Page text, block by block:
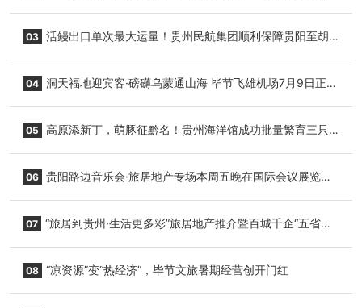
03 活鳗出口单次最大运量！贵州民航集团顺利保障贵阳至胡
04 洞天福地迎宾客·磅礴乌蒙通山海 毕节飞雄机场7月9日正式
05 高原添新丁，萌豚征黔名！贵州海洋馆成功批量繁育三只
06 贵阳路边音乐会·旅居地产专场本周五晚在国际会议展览中
07 “旅居到贵州·生活更多彩”旅居地产推介暨百城千企“五省
08 “凉资源”变“热经济”，毕节文旅暑期经营创开门红